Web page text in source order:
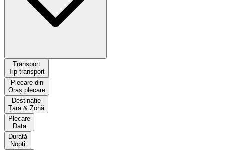
Transport
Tip transport
Plecare din
Oraș plecare
Destinație
Țara & Zonă
Plecare
Data
Durată
Nopți